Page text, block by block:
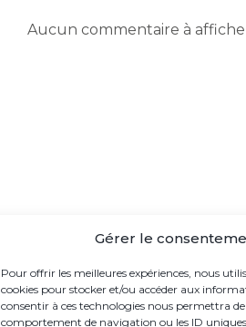
Gérer le
Pour offrir les meilleures expériences, nous
cookies pour stocker et/ou accéder aux
consentir à ces technologies nous permettra
comportement de navigation ou les ID
Aucun commentaire à